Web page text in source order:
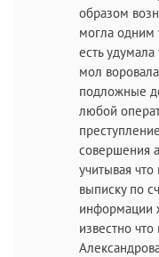
образом
могла одним
есть
мол
подложные
любой
совершения
учитывая
выписку по
информации
известно